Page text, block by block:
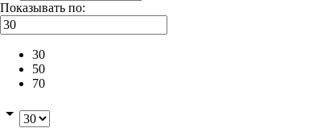
Показывать по:
30
50
70